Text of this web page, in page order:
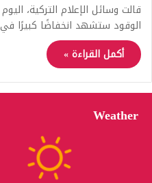
الوقود ستشهد انخفاضًا كبيرًا في
أكمل القراءة »
Weather